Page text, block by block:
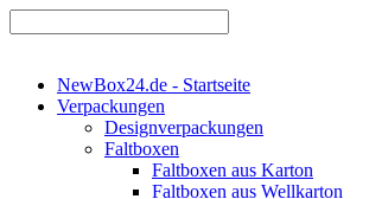
NewBox24.de - Startseite
Verpackungen
Designverpackungen
Faltboxen
Faltboxen aus Karton
Faltboxen aus Wellkarton